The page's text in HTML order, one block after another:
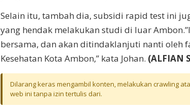
Selain itu, tambah dia, subsidi rapid test ini
yang hendak melakukan studi di luar
bersama, dan akan ditindaklanjuti nanti oleh
Kesehatan Kota Ambon,” kata Johan. (ALFIAN
Dilarang keras mengambil konten, melakukan crawling
web ini tanpa izin tertulis dari.